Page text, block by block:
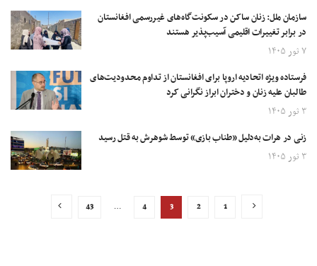
سازمان ملل: زنان ساکن در سکونت‌گاه‌های غیررسمی افغانستان
در برابر تغییرات اقلیمی آسیب‌پذیر هستند
۷ ثور ۱۴۰۵
فرستاده ویژه اتحادیه اروپا برای افغانستان از تداوم محدودیت‌های
طالبان علیه زنان و دختران ابراز نگرانی کرد
۳ ثور ۱۴۰۵
زنی در هرات به‌دلیل «طناب بازی» توسط شوهرش به قتل رسید
۳ ثور ۱۴۰۵
1
2
3
4
…
43